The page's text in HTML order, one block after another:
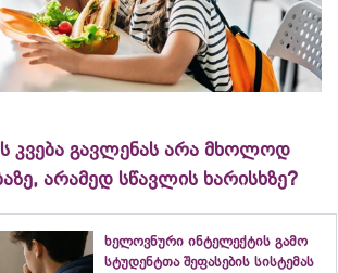
კვება გავლენას არა მხოლოდ
არამედ სწავლის ხარისხზე?
ხელოვნური ინტელექტის გამო
სტუდენტთა შეფასების სისტემას